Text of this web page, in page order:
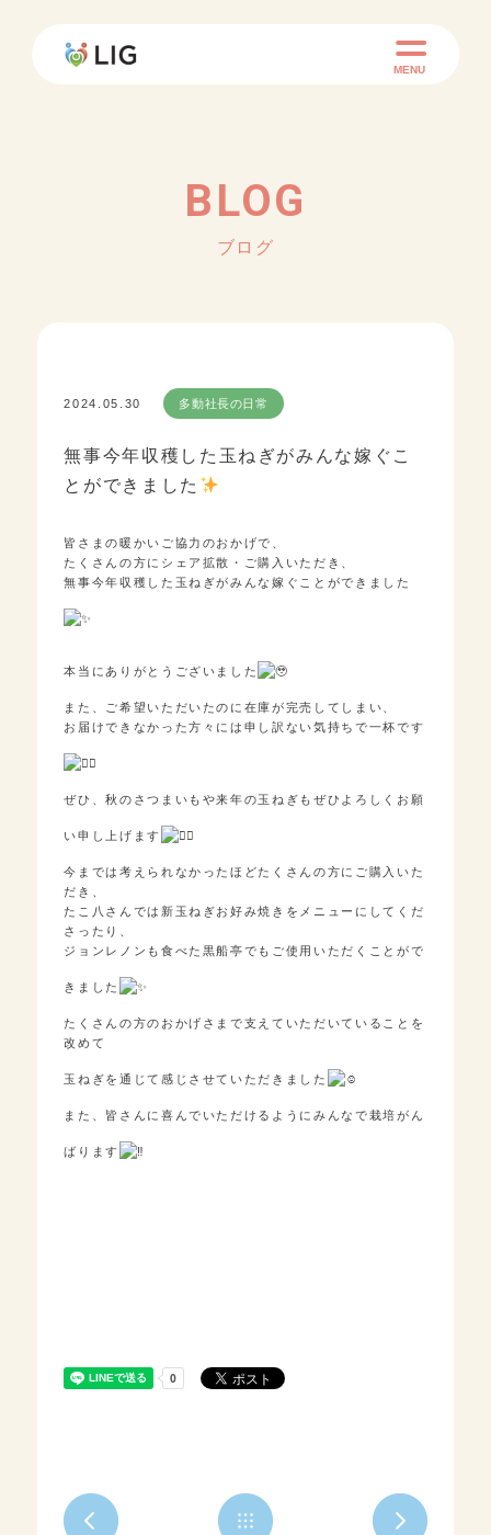
MENU
BLOG
ブログ
2024.05.30 多動社長の日常
無事今年収穫した玉ねぎがみんな嫁ぐこ
とができました
皆さまの暖かいご協力のおかげで、
たくさんの方にシェア拡散・ご購入いただき、
無事今年収穫した玉ねぎがみんな嫁ぐことができました
本当にありがとうございました
また、ご希望いただいたのに在庫が完売してしまい、
お届けできなかった方々には申し訳ない気持ちで一杯です
ぜひ、秋のさつまいもや来年の玉ねぎもぜひよろしくお願
い申し上げます
今までは考えられなかったほどたくさんの方にご購入いた
だき、
たこ八さんでは新玉ねぎお好み焼きをメニューにしてくだ
さったり、
ジョンレノンも食べた黒船亭でもご使用いただくことがで
きました
たくさんの方のおかげさまで支えていただいていることを
改めて
玉ねぎを通じて感じさせていただきました
また、皆さんに喜んでいただけるようにみんなで栽培がん
ばります